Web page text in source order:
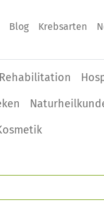
Blog Krebsarten